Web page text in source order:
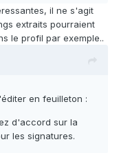
il ne s'agit
extraits pourraient
le profil par exemple..
en feuilleton :
d'accord sur la
les signatures.